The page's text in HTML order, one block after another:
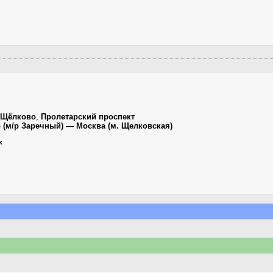
Щёлково, Пролетарский проспект
(м/р Заречный) — Москва (м. Щелковская)